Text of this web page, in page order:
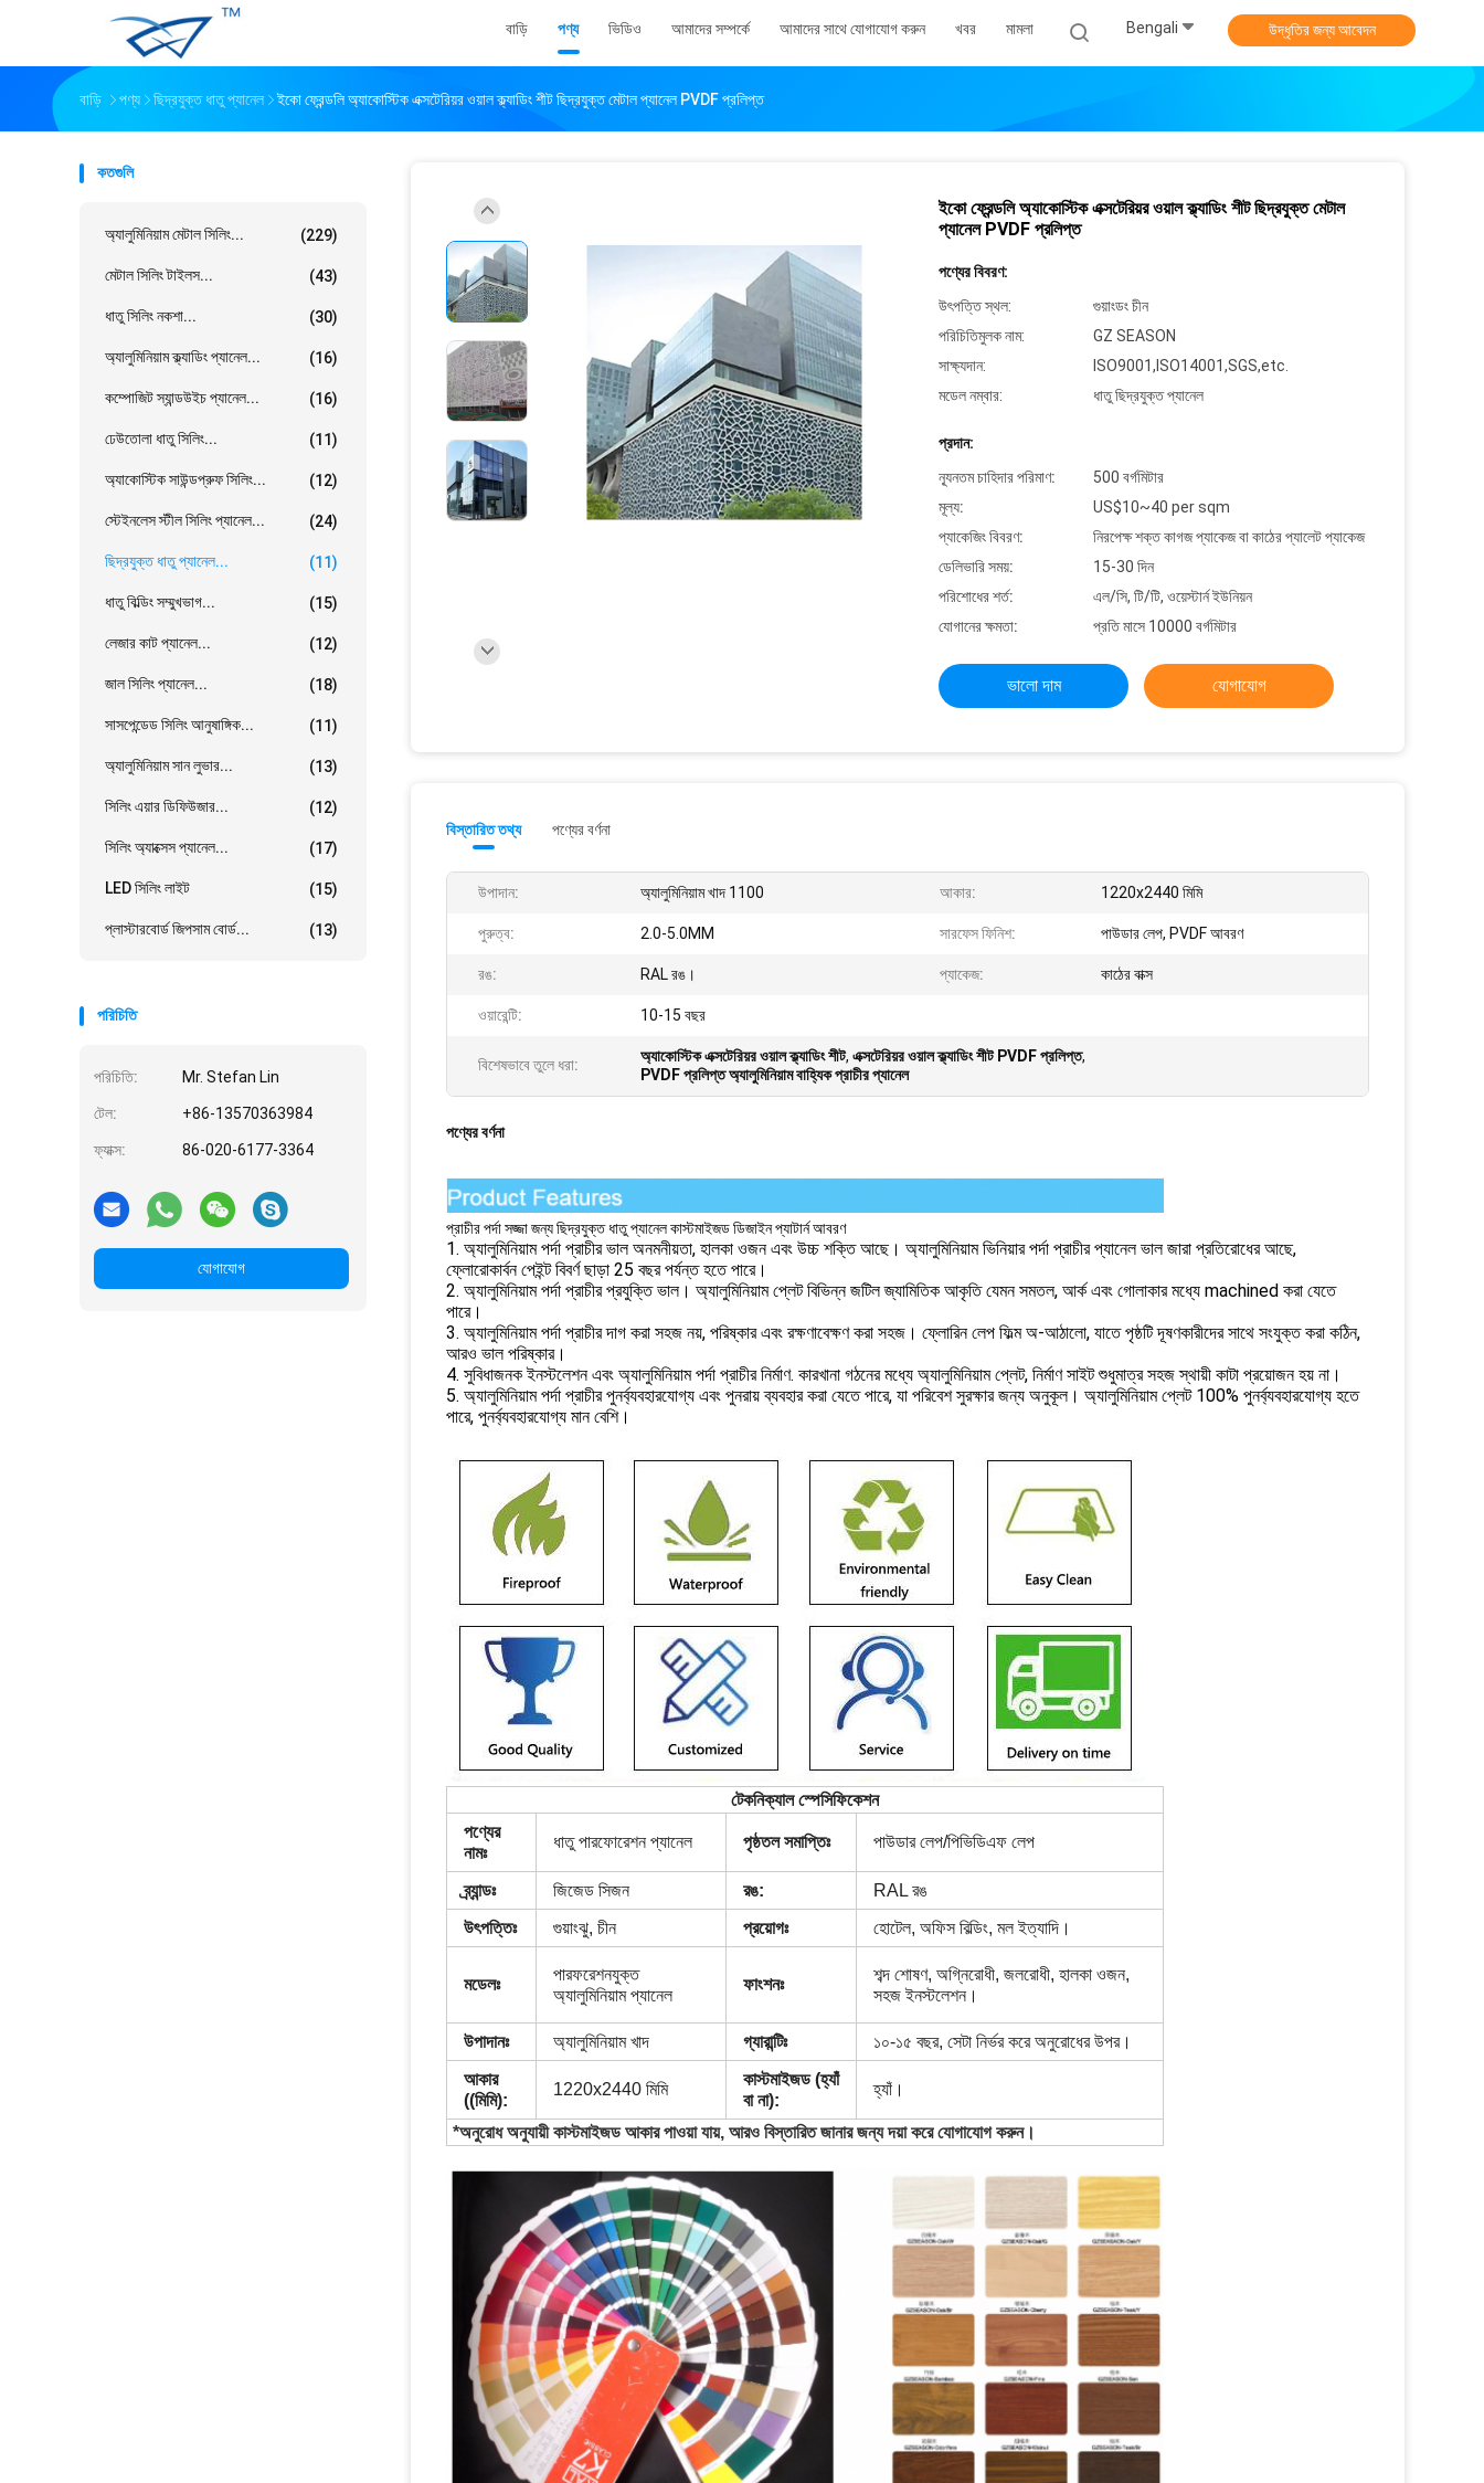
বাড়ি পণ্য ভিডিও আমাদের সম্পর্কে আমাদের সাথে যোগাযোগ করুন খবর মামলা Bengali উদ্ধৃতির জন্য আবেদন
বাড়ি পণ্য ছিদ্রযুক্ত ধাতু প্যানেল ইকো ফ্রেন্ডলি অ্যাকোস্টিক এক্সটেরিয়র ওয়াল ক্ল্যাডিং শীট ছিদ্রযুক্ত মেটাল প্যানেল PVDF প্রলিপ্ত
কতগুলি
অ্যালুমিনিয়াম মেটাল সিলিং... (229)
মেটাল সিলিং টাইলস... (43)
ধাতু সিলিং নকশা... (30)
অ্যালুমিনিয়াম ক্ল্যাডিং প্যানেল... (16)
কম্পোজিট স্যান্ডউইচ প্যানেল... (16)
ঢেউতোলা ধাতু সিলিং... (11)
অ্যাকোস্টিক সাউন্ডপ্রুফ সিলিং... (12)
স্টেইনলেস স্টীল সিলিং প্যানেল... (24)
ছিদ্রযুক্ত ধাতু প্যানেল... (11)
ধাতু বিল্ডিং সম্মুখভাগ... (15)
লেজার কাট প্যানেল... (12)
জাল সিলিং প্যানেল... (18)
সাসপেন্ডেড সিলিং আনুষাঙ্গিক... (11)
অ্যালুমিনিয়াম সান লুভার... (13)
সিলিং এয়ার ডিফিউজার... (12)
সিলিং অ্যাক্সেস প্যানেল... (17)
LED সিলিং লাইট (15)
প্লাস্টারবোর্ড জিপসাম বোর্ড... (13)
পরিচিতি
পরিচিতি: Mr. Stefan Lin
টেল: +86-13570363984
ফ্যাক্স: 86-020-6177-3364
যোগাযোগ
ইকো ফ্রেন্ডলি অ্যাকোস্টিক এক্সটেরিয়র ওয়াল ক্ল্যাডিং শীট ছিদ্রযুক্ত মেটাল
প্যানেল PVDF প্রলিপ্ত
পণ্যের বিবরণ:
উৎপত্তি স্থল:
গুয়াংডং চীন
পরিচিতিমুলক নাম:
GZ SEASON
সাক্ষ্যদান:
ISO9001,ISO14001,SGS,etc.
মডেল নম্বার:
ধাতু ছিদ্রযুক্ত প্যানেল
প্রদান:
ন্যূনতম চাহিদার পরিমাণ:
500 বর্গমিটার
মূল্য:
US$10~40 per sqm
প্যাকেজিং বিবরণ:
নিরপেক্ষ শক্ত কাগজ প্যাকেজ বা কাঠের প্যালেট প্যাকেজ
ডেলিভারি সময়:
15-30 দিন
পরিশোধের শর্ত:
এল/সি, টি/টি, ওয়েস্টার্ন ইউনিয়ন
যোগানের ক্ষমতা:
প্রতি মাসে 10000 বর্গমিটার
ভালো দাম যোগাযোগ
বিস্তারিত তথ্য পণ্যের বর্ণনা
উপাদান: অ্যালুমিনিয়াম খাদ 1100 আকার: 1220x2440 মিমি
পুরুত্ব: 2.0-5.0MM সারফেস ফিনিশ: পাউডার লেপ, PVDF আবরণ
রঙ: RAL রঙ। প্যাকেজ: কাঠের বাক্স
ওয়ারেন্টি: 10-15 বছর
বিশেষভাবে তুলে ধরা: অ্যাকোস্টিক এক্সটেরিয়র ওয়াল ক্ল্যাডিং শীট, এক্সটেরিয়র ওয়াল ক্ল্যাডিং শীট PVDF প্রলিপ্ত,
PVDF প্রলিপ্ত অ্যালুমিনিয়াম বাহ্যিক প্রাচীর প্যানেল
পণ্যের বর্ণনা
প্রাচীর পর্দা সজ্জা জন্য ছিদ্রযুক্ত ধাতু প্যানেল কাস্টমাইজড ডিজাইন প্যাটার্ন আবরণ
1. অ্যালুমিনিয়াম পর্দা প্রাচীর ভাল অনমনীয়তা, হালকা ওজন এবং উচ্চ শক্তি আছে। অ্যালুমিনিয়াম ভিনিয়ার পর্দা প্রাচীর প্যানেল ভাল জারা প্রতিরোধের আছে,
ফ্লোরোকার্বন পেইন্ট বিবর্ণ ছাড়া 25 বছর পর্যন্ত হতে পারে।
2. অ্যালুমিনিয়াম পর্দা প্রাচীর প্রযুক্তি ভাল। অ্যালুমিনিয়াম প্লেট বিভিন্ন জটিল জ্যামিতিক আকৃতি যেমন সমতল, আর্ক এবং গোলাকার মধ্যে machined করা যেতে
পারে।
3. অ্যালুমিনিয়াম পর্দা প্রাচীর দাগ করা সহজ নয়, পরিষ্কার এবং রক্ষণাবেক্ষণ করা সহজ। ফ্লোরিন লেপ ফিল্ম অ-আঠালো, যাতে পৃষ্ঠটি দূষণকারীদের সাথে সংযুক্ত করা কঠিন,
আরও ভাল পরিষ্কার।
4. সুবিধাজনক ইনস্টলেশন এবং অ্যালুমিনিয়াম পর্দা প্রাচীর নির্মাণ. কারখানা গঠনের মধ্যে অ্যালুমিনিয়াম প্লেট, নির্মাণ সাইট শুধুমাত্র সহজ স্থায়ী কাটা প্রয়োজন হয় না।
5. অ্যালুমিনিয়াম পর্দা প্রাচীর পুনর্ব্যবহারযোগ্য এবং পুনরায় ব্যবহার করা যেতে পারে, যা পরিবেশ সুরক্ষার জন্য অনুকূল। অ্যালুমিনিয়াম প্লেট 100% পুনর্ব্যবহারযোগ্য হতে
পারে, পুনর্ব্যবহারযোগ্য মান বেশি।
টেকনিক্যাল স্পেসিফিকেশন
পণ্যের
নামঃ
ধাতু পারফোরেশন প্যানেল পৃষ্ঠতল সমাপ্তিঃ পাউডার লেপ/পিভিডিএফ লেপ
ব্র্যান্ডঃ জিজেড সিজন রঙ:
RAL রঙ
উৎপত্তিঃ
গুয়াংঝু, চীন প্রয়োগঃ হোটেল, অফিস বিল্ডিং, মল ইত্যাদি।
মডেলঃ
পারফরেশনযুক্ত
অ্যালুমিনিয়াম প্যানেল
ফাংশনঃ
শব্দ শোষণ, অগ্নিরোধী, জলরোধী, হালকা ওজন,
সহজ ইনস্টলেশন।
উপাদানঃ অ্যালুমিনিয়াম খাদ গ্যারান্টিঃ
১০-১৫ বছর, সেটা নির্ভর করে অনুরোধের উপর।
আকার
((মিমি):
1220x2440 মিমি
কাস্টমাইজড (হ্যাঁ
বা না):
হ্যাঁ।
*অনুরোধ অনুযায়ী কাস্টমাইজড আকার পাওয়া যায়, আরও বিস্তারিত জানার জন্য দয়া করে যোগাযোগ করুন।